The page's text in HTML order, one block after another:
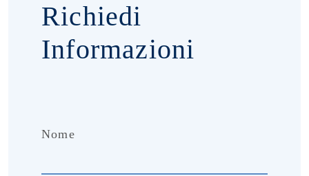
Richiedi
Informazioni
Nome